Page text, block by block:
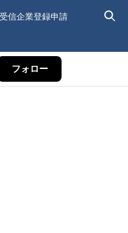
信企業登録申請
フォロー